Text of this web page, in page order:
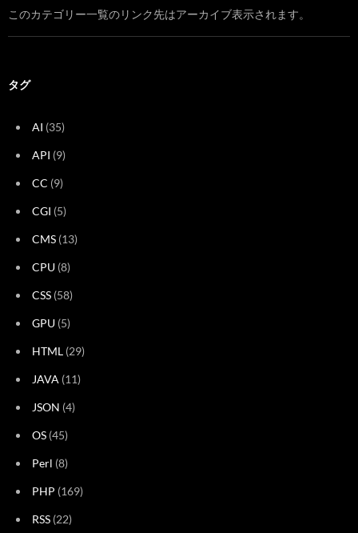
このカテゴリー一覧のリンク先はアーカイブ表示されます。
タグ
AI (35)
API (9)
CC (9)
CGI (5)
CMS (13)
CPU (8)
CSS (58)
GPU (5)
HTML (29)
JAVA (11)
JSON (4)
OS (45)
Perl (8)
PHP (169)
RSS (22)